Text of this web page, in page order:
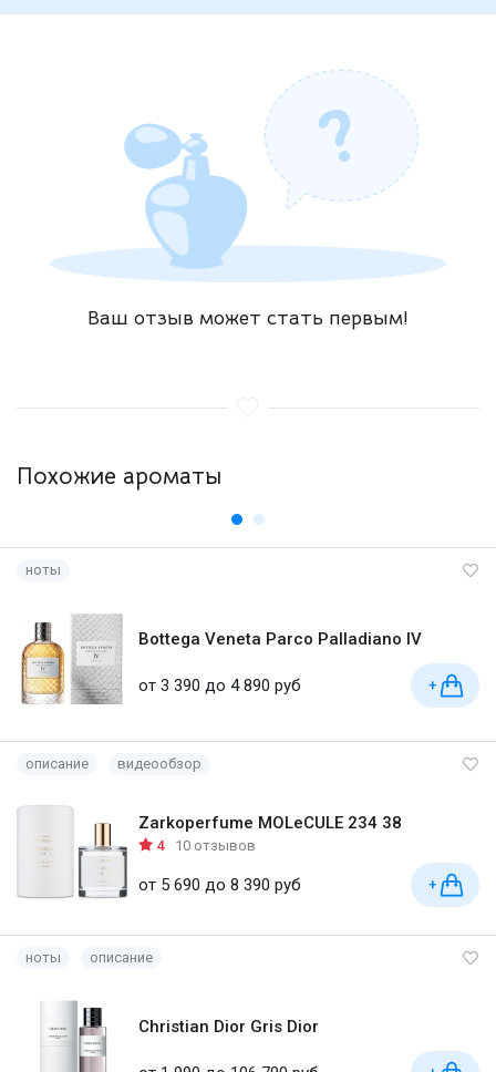
Ваш отзыв может стать первым!
Похожие ароматы
ноты
Bottega Veneta Parco Palladiano IV
от 3 390 до 4 890 руб +
описание видеообзор
Zarkoperfume MOLeCULE 234 38
4 10 отзывов
от 5 690 до 8 390 руб +
ноты описание
Christian Dior Gris Dior